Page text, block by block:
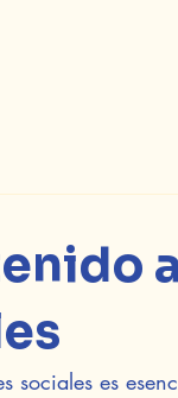
sociales es